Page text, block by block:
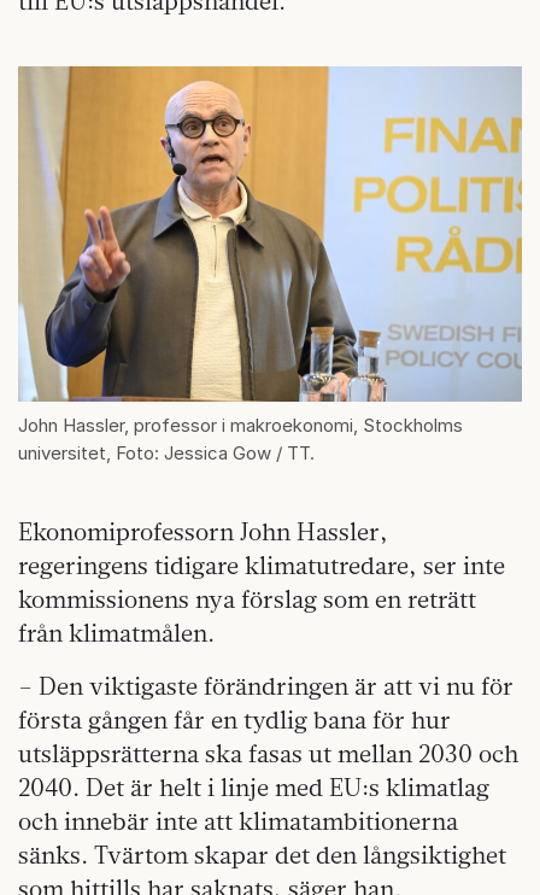
John Hassler, professor i makroekonomi, Stockholms
universitet, Foto: Jessica Gow / TT.
Ekonomiprofessorn John Hassler,
regeringens tidigare klimatutredare, ser inte
kommissionens nya förslag som en reträtt
från klimatmålen.
– Den viktigaste förändringen är att vi nu för
första gången får en tydlig bana för hur
utsläppsrätterna ska fasas ut mellan 2030 och
2040. Det är helt i linje med EU:s klimatlag
och innebär inte att klimatambitionerna
sänks. Tvärtom skapar det den långsiktighet
som hittills har saknats, säger han.